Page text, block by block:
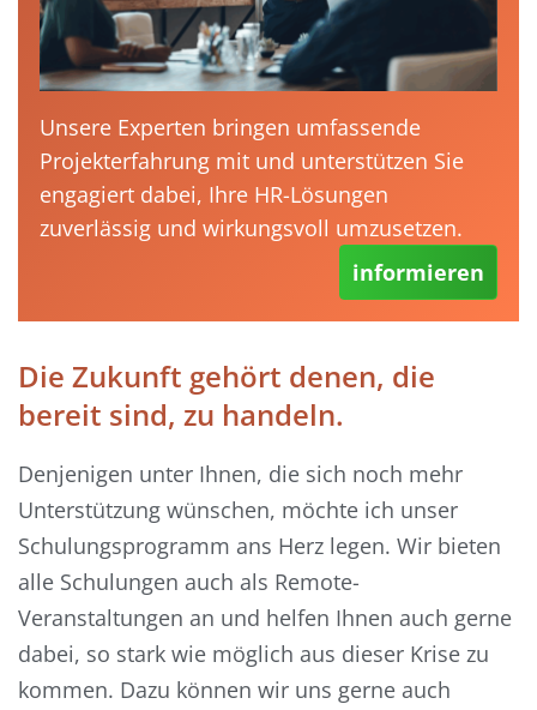
Unsere Experten bringen umfassende
Projekterfahrung mit und unterstützen Sie
engagiert dabei, Ihre HR-Lösungen
zuverlässig und wirkungsvoll umzusetzen.
informieren
Die Zukunft gehört denen, die
bereit sind, zu handeln.
Denjenigen unter Ihnen, die sich noch mehr
Unterstützung wünschen, möchte ich unser
Schulungsprogramm ans Herz legen. Wir bieten
alle Schulungen auch als Remote-
Veranstaltungen an und helfen Ihnen auch gerne
dabei, so stark wie möglich aus dieser Krise zu
kommen. Dazu können wir uns gerne auch